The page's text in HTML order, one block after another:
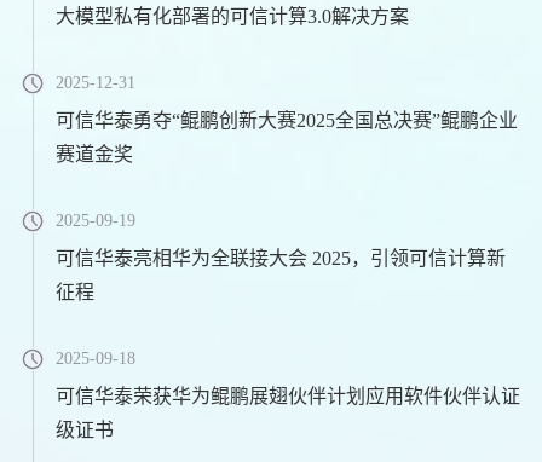
大模型私有化部署的可信计算3.0解决方案
2025-12-31
可信华泰勇夺“鲲鹏创新大赛2025全国总决赛”鲲鹏企业
赛道金奖
2025-09-19
可信华泰亮相华为全联接大会 2025，引领可信计算新
征程
2025-09-18
可信华泰荣获华为鲲鹏展翅伙伴计划应用软件伙伴认证
级证书